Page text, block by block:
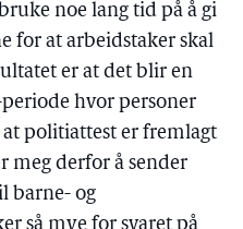
noe lang tid på å gi
for at arbeidstaker skal
er at det blir en
hvor personer
politiattest er fremlagt
meg derfor å sender
barne- og